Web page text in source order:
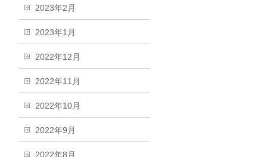
2023年2月
2023年1月
2022年12月
2022年11月
2022年10月
2022年9月
2022年8月